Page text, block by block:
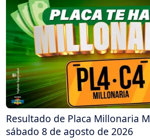
Resultado de Placa Millonaria
sábado 8 de agosto de 2026